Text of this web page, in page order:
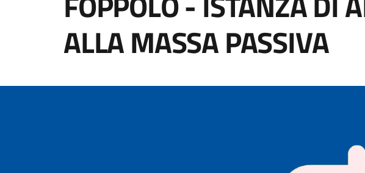
ALLA MASSA PASSIVA
Dettagli della notizia